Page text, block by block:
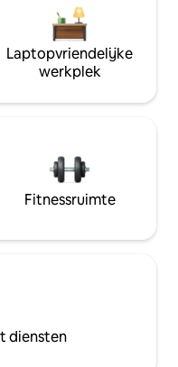
Laptopvriendelijke
werkplek
Fitnessruimte
diensten